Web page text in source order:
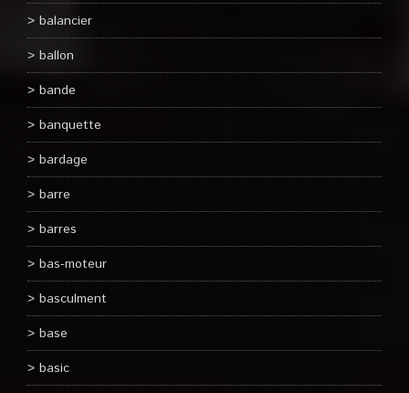
balancier
ballon
bande
banquette
bardage
barre
barres
bas-moteur
basculment
base
basic